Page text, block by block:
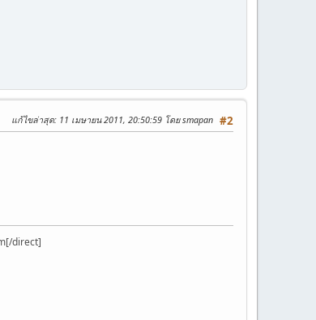
#2
แก้ไขล่าสุด: 11 เมษายน 2011, 20:50:59 โดย smapan
direct]